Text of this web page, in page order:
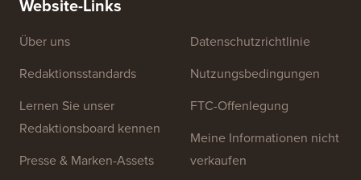
Website-Links
Über uns
Datenschutzrichtlinie